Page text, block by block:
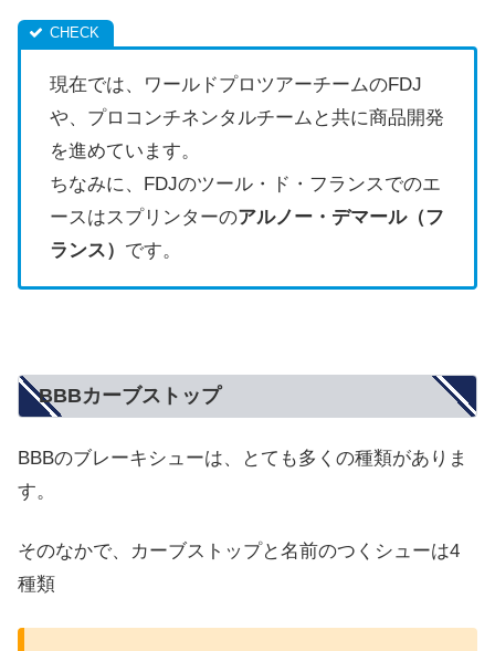
現在では、ワールドプロツアーチームのFDJ
や、プロコンチネンタルチームと共に商品開発
を進めています。
ちなみに、FDJのツール・ド・フランスでのエ
ースはスプリンターのアルノー・デマール（フ
ランス） です。
BBBカーブストップ
BBBのブレーキシューは、とても多くの種類がありま
す。
そのなかで、カーブストップと名前のつくシューは4
種類